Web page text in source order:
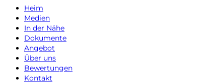
Heim
Medien
In der Nähe
Dokumente
Angebot
Über uns
Bewertungen
Kontakt